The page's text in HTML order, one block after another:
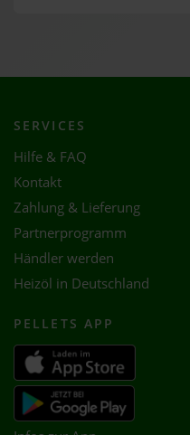
SERVICES
Hilfe & FAQ
Kontakt
Zahlung & Lieferung
Partnerprogramm
Händler werden
Heizöl in Deutschland
PELLETS APP